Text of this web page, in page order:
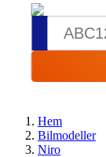
Hem
Bilmodeller
Niro